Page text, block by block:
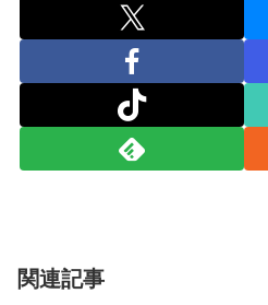
関連記事